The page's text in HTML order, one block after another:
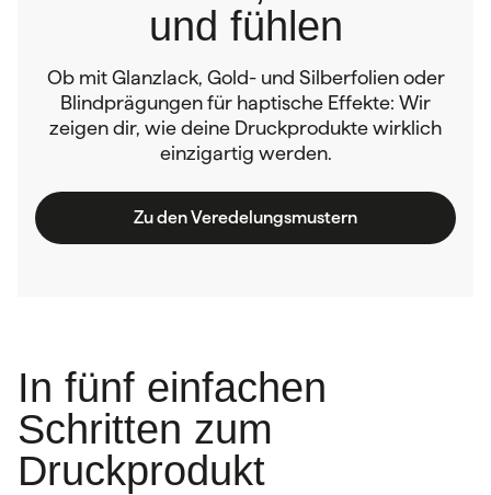
und fühlen
Ob mit Glanzlack, Gold- und Silberfolien oder
Blindprägungen für haptische Effekte: Wir
zeigen dir, wie deine Druckprodukte wirklich
einzigartig werden.
Zu den Veredelungsmustern
In fünf einfachen
Schritten zum
Druckprodukt